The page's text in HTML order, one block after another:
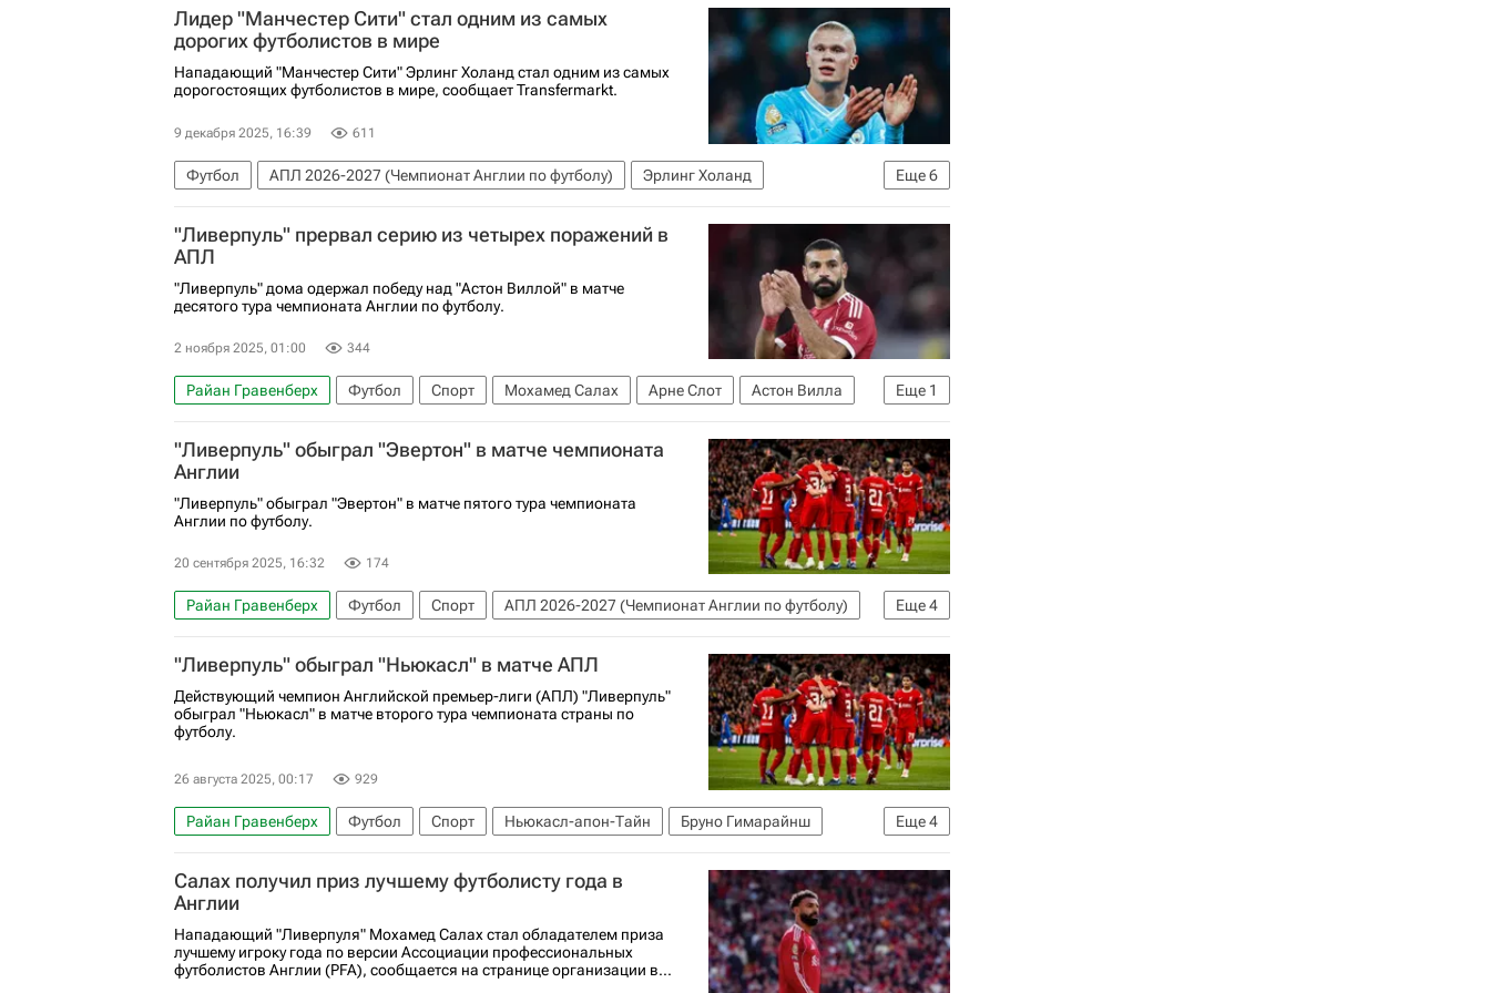
Лидер "Манчестер Сити" стал одним из самых
дорогих футболистов в мире
Нападающий "Манчестер Сити" Эрлинг Холанд стал одним из самых
дорогостоящих футболистов в мире, сообщает Transfermarkt.
9 декабря 2025, 16:39 611
Еще6
Футбол АПЛ 2026-2027 (Чемпионат Англии по футболу)
Эрлинг Холанд
Ламин Ямаль
Килиан Мбаппе Ливерпуль Манчестер Сити
Арсенал (Лондон)
Спорт
"Ливерпуль" прервал серию из четырех поражений в
АПЛ
"Ливерпуль" дома одержал победу над "Астон Виллой" в матче
десятого тура чемпионата Англии по футболу.
2 ноября 2025, 01:00 344
Еще 1
Райан Гравенберх Футбол Спорт Мохамед Салах Арне Слот
Астон Вилла
Ливерпуль
"Ливерпуль" обыграл "Эвертон" в матче чемпионата
Англии
"Ливерпуль" обыграл "Эвертон" в матче пятого тура чемпионата
Англии по футболу.
20 сентября 2025, 16:32 174
Еще4
Райан Гравенберх Футбол Спорт
АПЛ 2026-2027 (Чемпионат Англии по футболу)
Эвертон
Ливерпуль Идрисса Гейе Арне Слот
"Ливерпуль" обыграл "Ньюкасл" в матче АПЛ
Действующий чемпион Английской премьер-лиги (АПЛ) "Ливерпуль"
обыграл "Ньюкасл" в матче второго тура чемпионата страны по
футболу.
26 августа 2025, 00:17 929
Еще4
Райан Гравенберх Футбол Спорт Ньюкасл-апон-Тайн
Бруно Гимарайнш
Энтони Гордон
Ливерпуль
Арсенал (Лондон)
АПЛ 2026-2027 (Чемпионат Англии по футболу)
Салах получил приз лучшему футболисту года в
Англии
Нападающий "Ливерпуля" Мохамед Салах стал обладателем приза
лучшему игроку года по версии Ассоциации профессиональных
футболистов Англии (PFA), сообщается на странице организации в...